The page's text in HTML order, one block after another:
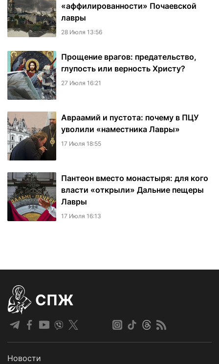
«аффилированности» Почаевской
лавры
28 Июля 13:56
Прощение врагов: предательство,
глупость или верность Христу?
27 Июля 16:21
Авраамий и пустота: почему в ПЦУ
уволили «наместника Лавры»
17 Июля 18:55
Пантеон вместо монастыря: для кого
власти «открыли» Дальние пещеры
Лавры
17 Июля 16:13
СПЖ
Новости